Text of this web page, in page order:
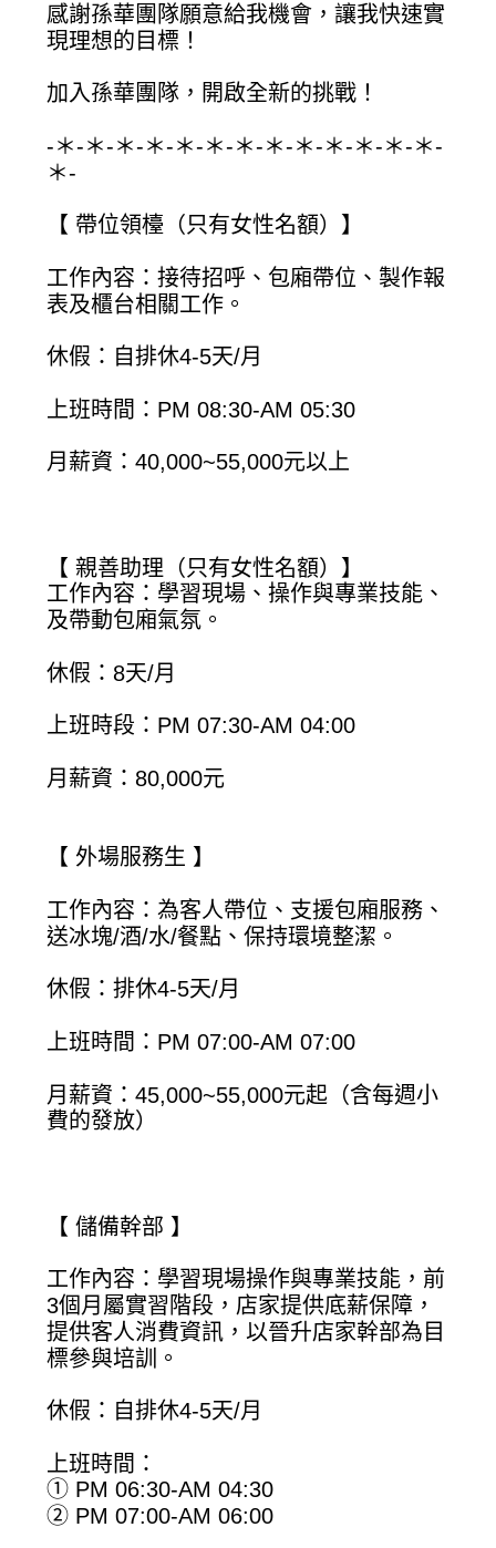
感謝孫華團隊願意給我機會，讓我快速實
現理想的目標！
加入孫華團隊，開啟全新的挑戰！
-＊-＊-＊-＊-＊-＊-＊-＊-＊-＊-＊-＊-＊-
＊-
【 帶位領檯（只有女性名額）】
工作內容：接待招呼、包廂帶位、製作報
表及櫃台相關工作。
休假：自排休4-5天/月
上班時間：PM 08:30-AM 05:30
月薪資：40,000~55,000元以上
【 親善助理（只有女性名額）】
工作內容：學習現場、操作與專業技能、
及帶動包廂氣氛。
休假：8天/月
上班時段：PM 07:30-AM 04:00
月薪資：80,000元
【 外場服務生 】
工作內容：為客人帶位、支援包廂服務、
送冰塊/酒/水/餐點、保持環境整潔。
休假：排休4-5天/月
上班時間：PM 07:00-AM 07:00
月薪資：45,000~55,000元起（含每週小
費的發放）
【 儲備幹部 】
工作內容：學習現場操作與專業技能，前
3個月屬實習階段，店家提供底薪保障，
提供客人消費資訊，以晉升店家幹部為目
標參與培訓。
休假：自排休4-5天/月
上班時間：
① PM 06:30-AM 04:30
② PM 07:00-AM 06:00